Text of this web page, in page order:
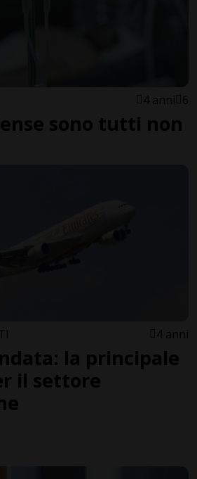
4 anni 6
sono tutti non
4 anni
la principale
il settore